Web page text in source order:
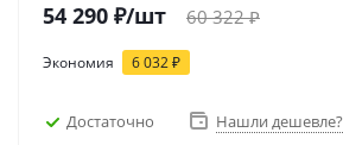
54 290 ₽/шт 60 322₽
Экономия 6 032₽
Достаточно
Нашли дешевле?